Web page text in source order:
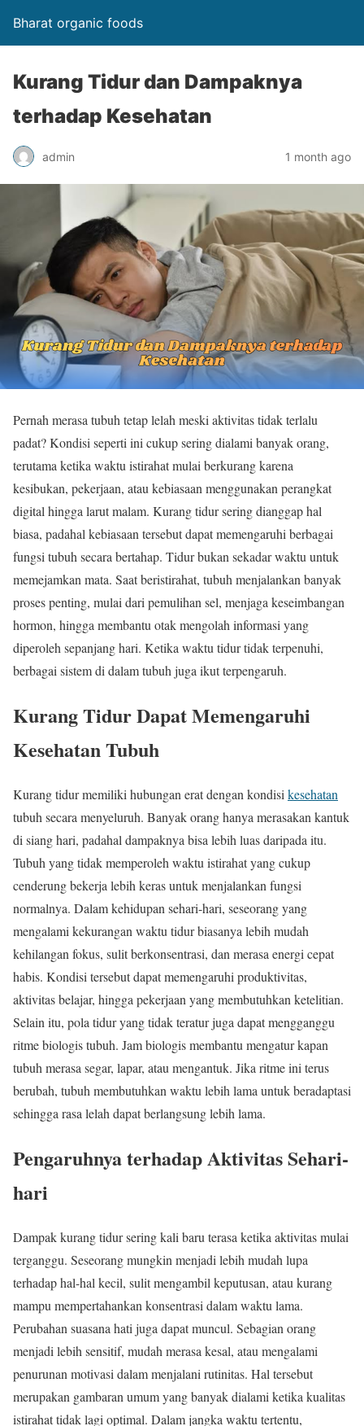
Bharat organic foods
Kurang Tidur dan Dampaknya
terhadap Kesehatan
admin 1 month ago
Pernah merasa tubuh tetap lelah meski aktivitas tidak terlalu
padat? Kondisi seperti ini cukup sering dialami banyak orang,
terutama ketika waktu istirahat mulai berkurang karena
kesibukan, pekerjaan, atau kebiasaan menggunakan perangkat
digital hingga larut malam. Kurang tidur sering dianggap hal
biasa, padahal kebiasaan tersebut dapat memengaruhi berbagai
fungsi tubuh secara bertahap. Tidur bukan sekadar waktu untuk
memejamkan mata. Saat beristirahat, tubuh menjalankan banyak
proses penting, mulai dari pemulihan sel, menjaga keseimbangan
hormon, hingga membantu otak mengolah informasi yang
diperoleh sepanjang hari. Ketika waktu tidur tidak terpenuhi,
berbagai sistem di dalam tubuh juga ikut terpengaruh.
Kurang Tidur Dapat Memengaruhi
Kesehatan Tubuh
Kurang tidur memiliki hubungan erat dengan kondisi kesehatan
tubuh secara menyeluruh. Banyak orang hanya merasakan kantuk
di siang hari, padahal dampaknya bisa lebih luas daripada itu.
Tubuh yang tidak memperoleh waktu istirahat yang cukup
cenderung bekerja lebih keras untuk menjalankan fungsi
normalnya. Dalam kehidupan sehari-hari, seseorang yang
mengalami kekurangan waktu tidur biasanya lebih mudah
kehilangan fokus, sulit berkonsentrasi, dan merasa energi cepat
habis. Kondisi tersebut dapat memengaruhi produktivitas,
aktivitas belajar, hingga pekerjaan yang membutuhkan ketelitian.
Selain itu, pola tidur yang tidak teratur juga dapat mengganggu
ritme biologis tubuh. Jam biologis membantu mengatur kapan
tubuh merasa segar, lapar, atau mengantuk. Jika ritme ini terus
berubah, tubuh membutuhkan waktu lebih lama untuk beradaptasi
sehingga rasa lelah dapat berlangsung lebih lama.
Pengaruhnya terhadap Aktivitas Sehari-
hari
Dampak kurang tidur sering kali baru terasa ketika aktivitas mulai
terganggu. Seseorang mungkin menjadi lebih mudah lupa
terhadap hal-hal kecil, sulit mengambil keputusan, atau kurang
mampu mempertahankan konsentrasi dalam waktu lama.
Perubahan suasana hati juga dapat muncul. Sebagian orang
menjadi lebih sensitif, mudah merasa kesal, atau mengalami
penurunan motivasi dalam menjalani rutinitas. Hal tersebut
merupakan gambaran umum yang banyak dialami ketika kualitas
istirahat tidak lagi optimal. Dalam jangka waktu tertentu,